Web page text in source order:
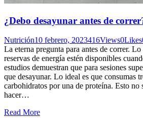
¿Debo desayunar antes de
Nutrición10 febrero, 2023416Views0Likes
La eterna pregunta para antes de correr. Lo
reservas de energía estén disponibles
estudios demuestran que para sesiones
que desayunar. Lo ideal es que consumas
carbohidratos por una de proteína. Esto no
hacer…
Read More